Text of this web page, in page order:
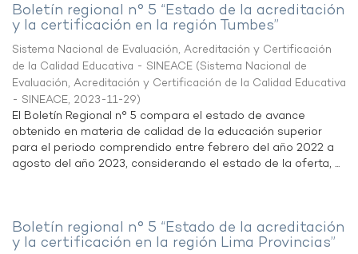
Boletín regional n° 5 “Estado de la acreditación
y la certificación en la región Tumbes”
Sistema Nacional de Evaluación, Acreditación y Certificación
de la Calidad Educativa - SINEACE (Sistema Nacional de
Evaluación, Acreditación y Certificación de la Calidad Educativa
- SINEACE, 2023-11-29)
El Boletín Regional n° 5 compara el estado de avance
obtenido en materia de calidad de la educación superior
para el periodo comprendido entre febrero del año 2022 a
agosto del año 2023, considerando el estado de la oferta, ...
Boletín regional n° 5 “Estado de la acreditación
y la certificación en la región Lima Provincias”